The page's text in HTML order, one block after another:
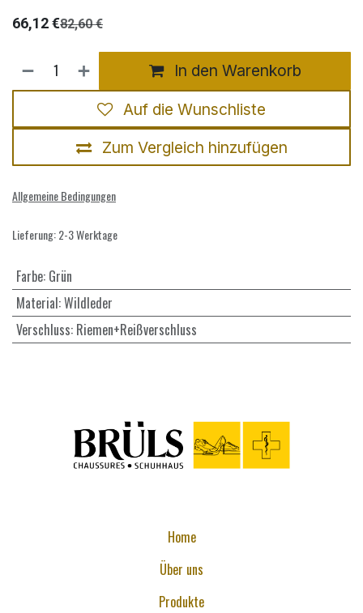
66,12€82,60€
In den Warenkorb
Zum Vergleich hinzufügen
Auf die Wunschliste
Allgemeine Bedingungen
Lieferung: 2-3 Werktage
Farbe: Grün
Material:Wildleder
Verschluss: Riemen+Reißverschluss
Home
Über uns
Produkte